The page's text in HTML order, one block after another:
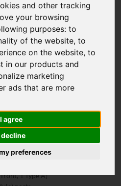
and other tracking
your browsing
purposes:to
of the website,to
on the website,to
in our products and
marketing
ads that are more
I agree
decline
preferences
T LAN. Redundant
Cloud Computing, All Flash
Series Processor (7003 Series
BIOS version 2.0 or newer)
DDR4-3200MHz
1 PCI-E 4.0 x16 (LP) slot
dedicated LAN • Software Out
LIC) included for OOB BIOS
SATA3 fully hybrid drive
front, 1 Type A)